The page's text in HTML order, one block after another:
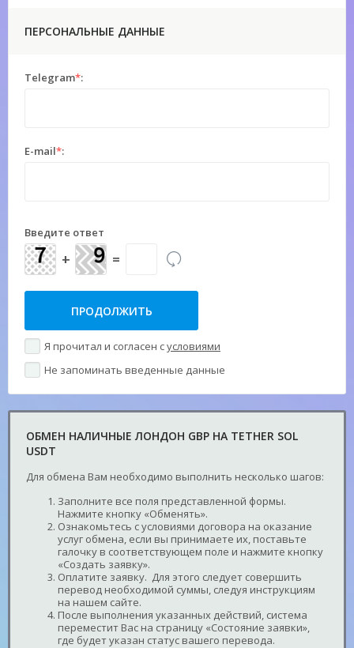
ПЕРСОНАЛЬНЫЕ ДАННЫЕ
Telegram*:
E-mail*:
Введите ответ
+ =
Я прочитал и согласен сусловиями
Не запоминать введенные данные
ОБМЕН НАЛИЧНЫЕ ЛОНДОН GBP НА TETHER SOL
USDT
Для обмена Вам необходимо выполнить несколько шагов:
Заполните все поля представленной формы.
Нажмите кнопку «Обменять».
Ознакомьтесь с условиями договора на оказание
услуг обмена, если вы принимаете их, поставьте
галочку в соответствующем поле и нажмите кнопку
«Создать заявку».
Оплатите заявку. Для этого следует совершить
перевод необходимой суммы, следуя инструкциям
на нашем сайте.
После выполнения указанных действий, система
переместит Вас на страницу «Состояние заявки»,
где будет указан статус вашего перевода.